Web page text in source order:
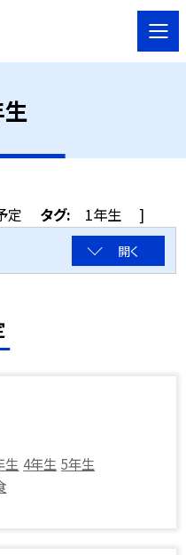
定 タグ: 1年生 ]
開く
生 4年生 5年生